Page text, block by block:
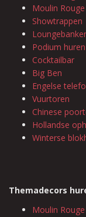
Moulin Rouge
Showtrappen
Podium huren
Cocktailbar
Big Ben
Engelse
Vuurtoren
Chinese
Hollandse
Winterse
Themadecors
Moulin